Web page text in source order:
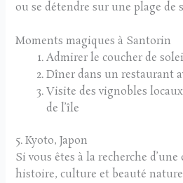
ou se détendre sur une plage de
Moments magiques à Santorin
Admirer le coucher de
Dîner dans un restaurant
Visite des vignobles
de l’île
5. Kyoto, Japon
Si vous êtes à la recherche
histoire, culture et beauté